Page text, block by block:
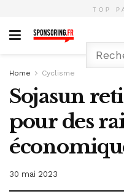
TOP
Home Cyclisme
Sojasun
pour des
30 mai 2023